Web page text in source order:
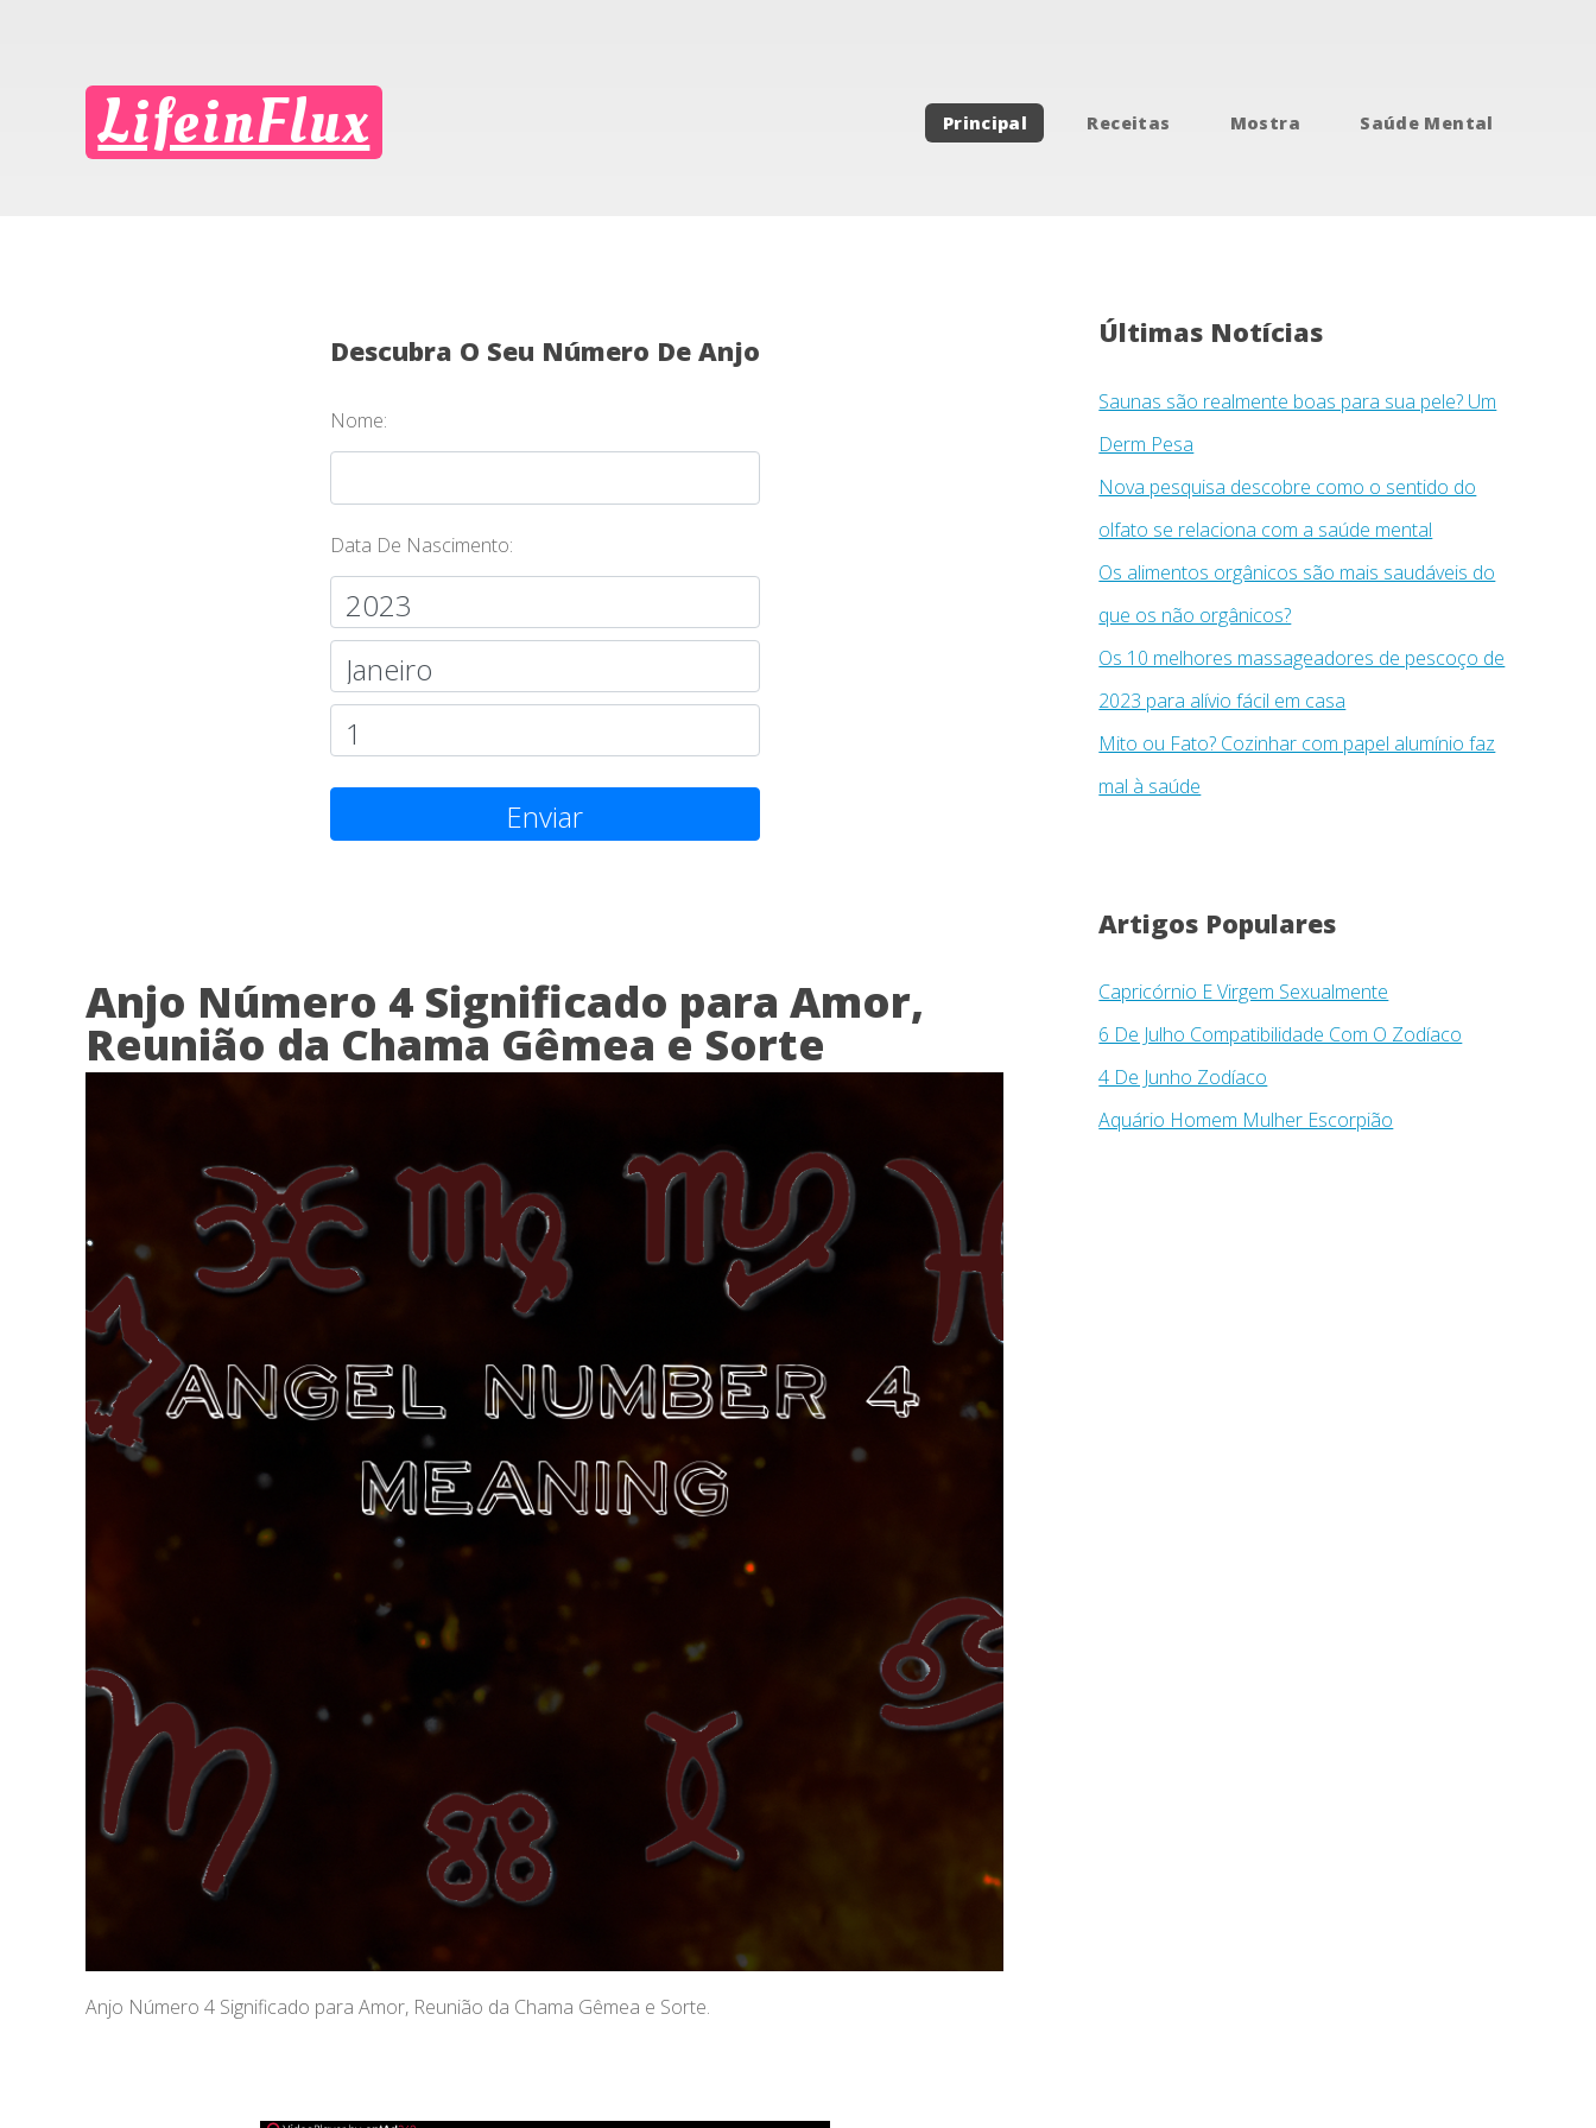
LifeinFlux Principal Receitas Mostra Saúde Mental
Descubra O Seu Número De Anjo
Nome:
Data De Nascimento:
Enviar
Anjo Número 4 Significado para Amor,
Reunião da Chama Gêmea e Sorte
Anjo Número 4 Significado para Amor, Reunião da Chama Gêmea e Sorte.
Últimas Notícias
Saunas são realmente boas para sua pele? Um
Derm Pesa
Nova pesquisa descobre como o sentido do
olfato se relaciona com a saúde mental
Os alimentos orgânicos são mais saudáveis ​​do
que os não orgânicos?
Os 10 melhores massageadores de pescoço de
2023 para alívio fácil em casa
Mito ou Fato? Cozinhar com papel alumínio faz
mal à saúde
Artigos Populares
Capricórnio E Virgem Sexualmente
6 De Julho Compatibilidade Com O Zodíaco
4 De Junho Zodíaco
Aquário Homem Mulher Escorpião